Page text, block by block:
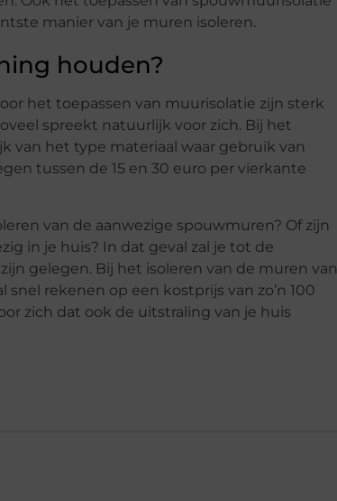
manier van je muren isoleren.
houden?
het toepassen van muurisolatie zijn sterk
spreekt natuurlijk voor zich. Bij het
van het type materiaal waar gebruik van
tussen de 15 en 30 euro per vierkante
van de aanwezige spouwmuren? Of zijn
in je huis? In dat geval zal je tot de
gelegen. Bij het isoleren van de muren van
rekenen op een kostprijs van zo’n 100
zich dat ook de uitstraling van je huis